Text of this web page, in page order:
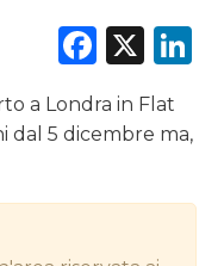
X
a Londra in Flat
dal 5 dicembre ma,